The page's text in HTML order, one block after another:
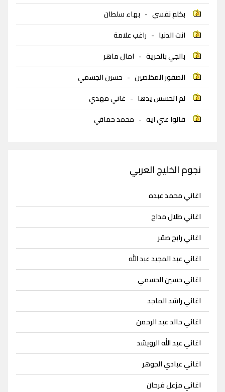
بكلم نفسي - بهاء سلطان
انت الدنيا - راغب علامة
بالجي بالحرية - امال ماهر
الصقور المخلصين - حسين الجسمي
لم اتحسس يدها - غاني مهدي
قالوا عني ايه - محمد حماقي
نجوم الخليج العربي
اغاني محمد عبده
اغاني طلال مداح
اغاني رابح صقر
اغاني عبد المجيد عبد الله
اغاني حسين الجسمي
اغاني راشد الماجد
اغاني خالد عبد الرحمن
اغاني عبد الله الرويشد
اغاني عبادي الجوهر
اغاني مزعل فرحان